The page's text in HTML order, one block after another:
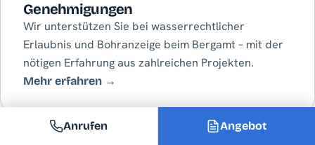
Genehmigungen
Wir unterstützen Sie bei wasserrechtlicher
Erlaubnis und Bohranzeige beim Bergamt – mit der
nötigen Erfahrung aus zahlreichen Projekten.
Mehr erfahren →
Anrufen Angebot